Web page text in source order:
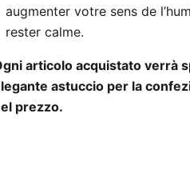
augmenter votre sens de
rester calme.
articolo acquistato verrà
astuccio per la
prezzo.